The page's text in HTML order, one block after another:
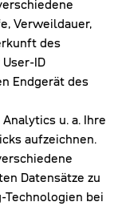
Verweildauer,
des
ID
Endgerät des
u. a. Ihre
aufzeichnen.
Datensätze zu
Technologien bei